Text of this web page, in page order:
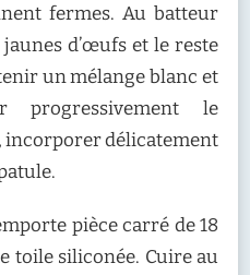
fermes. Au batteur
d’œufs et le reste
un mélange blanc et
progressivement le
incorporer délicatement
pièce carré de 18
toile siliconée. Cuire au